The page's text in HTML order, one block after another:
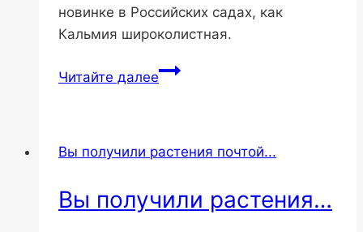
новинке в Российских садах, как
Кальмия широколистная.
Читайте далееКальмия
Вы получили растения почтой...
Вы получили растения…